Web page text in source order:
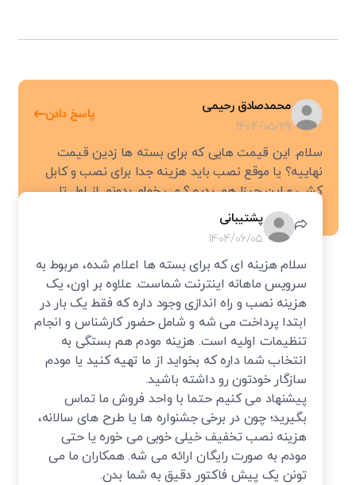
تلفن ثابت ارائه می‌شود و گزینه‌ای عالی برای کاربران خانگی است.
مهم‌ترین انواع آن عبارتند از:
Asymmetric Digital Subscriber Line (ADSL): در این
زیرا اکثر کاربران بیشتر به دریافت اطلاعات نیاز دارند. سرعت
دارد.
Very High-Speed DSL (VDSL): این سرویس که نسل
جدیدتر ADSL است، سرعتی تا ۵ برابر بیشتر ارائه می‌دهد اما
نیاز به زیرساخت‌های جدیدتر (کابل شبکه از مرکز مخابرات)
دارد و در تمام مناطق در دسترس نیست.
Symmetric Digital Subscriber Line (SDSL): در این
سرویس متقارن، سرعت دانلود و آپلود برابر است. به دلیل
سرعت پایین و کاربرد کم، این سرویس امروزه توسط شرکت‌ها
ارائه نمی‌شود.
محمدصادق رحیمی
1404/05/29
پاسخ دادن
سلام. این قیمت هایی که برای بسته ها زدین قیمت
نهاییه؟ یا موقع نصب باید هزینه جدا برای نصب و کابل
کشی و این چیزا هم بدیم؟ می خوام بدونم از اول تا
آخرش چقدر در میاد که غافلگیر نشم.
پشتیبانی
1404/06/05
سلام هزینه ای که برای بسته ها اعلام شده، مربوط به
سرویس ماهانه اینترنت شماست. علاوه بر اون، یک
هزینه نصب و راه اندازی وجود داره که فقط یک بار در
ابتدا پرداخت می شه و شامل حضور کارشناس و انجام
تنظیمات اولیه است. هزینه مودم هم بستگی به
انتخاب شما داره که بخواید از ما تهیه کنید یا مودم
سازگار خودتون رو داشته باشید.
پیشنهاد می کنیم حتما با واحد فروش ما تماس
بگیرید؛ چون در برخی جشنواره ها یا طرح های سالانه،
هزینه نصب تخفیف خیلی خوبی می خوره یا حتی
مودم به صورت رایگان ارائه می شه. همکاران ما می
تونن یک پیش فاکتور دقیق به شما بدن.